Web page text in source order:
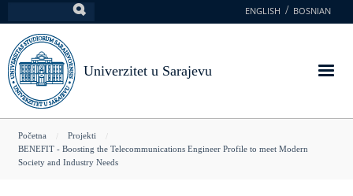
na
glavni
sadržaj
ENGLISH BOSNIAN
Univerzitet u Sarajevu
You
are
Početna
Projekti
BENEFIT - Boosting the Telecommunications Engineer Profile to meet Modern
Society and Industry Needs